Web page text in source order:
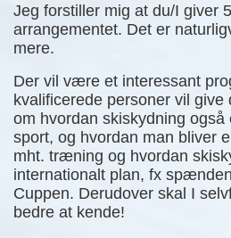
Jeg forstiller mig at du/I giver
arrangementet. Det er
mere.
Der vil være et interessant
kvalificerede personer vil
om hvordan skiskydning også
sport, og hvordan man bliver
mht. træning og hvordan
internationalt plan, fx
Cuppen. Derudover skal I
bedre at kende!